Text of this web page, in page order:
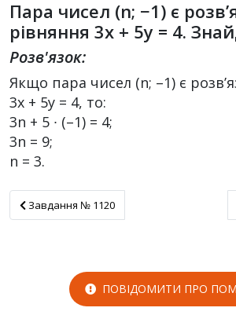
Пара чисел (n; −1) є
рівняння 3x + 5y = 4.
Розв'язок:
Якщо пара чисел (n; –1) є
3х + 5y = 4, то:
3n + 5 ∙ (–1) = 4;
3n = 9;
n = 3.
Завдання № 1120
Завдання № 1120
ПОВІДОМИТИ ПРО